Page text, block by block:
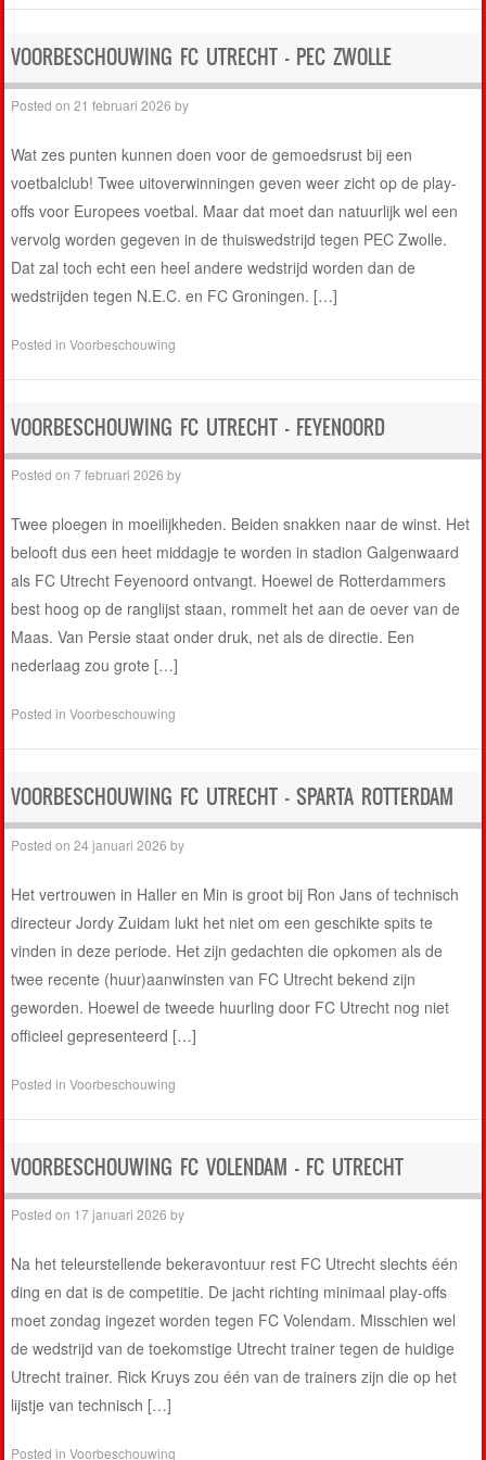
VOORBESCHOUWING FC UTRECHT – PEC ZWOLLE
Posted on21 februari 2026 by
Wat zes punten kunnen doen voor de gemoedsrust bij een
voetbalclub! Twee uitoverwinningen geven weer zicht op de play-
offs voor Europees voetbal. Maar dat moet dan natuurlijk wel een
vervolg worden gegeven in de thuiswedstrijd tegen PEC Zwolle.
Dat zal toch echt een heel andere wedstrijd worden dan de
wedstrijden tegen N.E.C. en FC Groningen. […]
Posted inVoorbeschouwing
VOORBESCHOUWING FC UTRECHT – FEYENOORD
Posted on7 februari 2026 by
Twee ploegen in moeilijkheden. Beiden snakken naar de winst. Het
belooft dus een heet middagje te worden in stadion Galgenwaard
als FC Utrecht Feyenoord ontvangt. Hoewel de Rotterdammers
best hoog op de ranglijst staan, rommelt het aan de oever van de
Maas. Van Persie staat onder druk, net als de directie. Een
nederlaag zou grote […]
Posted inVoorbeschouwing
VOORBESCHOUWING FC UTRECHT – SPARTA ROTTERDAM
Posted on24 januari 2026 by
Het vertrouwen in Haller en Min is groot bij Ron Jans of technisch
directeur Jordy Zuidam lukt het niet om een geschikte spits te
vinden in deze periode. Het zijn gedachten die opkomen als de
twee recente (huur)aanwinsten van FC Utrecht bekend zijn
geworden. Hoewel de tweede huurling door FC Utrecht nog niet
officieel gepresenteerd […]
Posted inVoorbeschouwing
VOORBESCHOUWING FC VOLENDAM – FC UTRECHT
Posted on 17 januari 2026 by
Na het teleurstellende bekeravontuur rest FC Utrecht slechts één
ding en dat is de competitie. De jacht richting minimaal play-offs
moet zondag ingezet worden tegen FC Volendam. Misschien wel
de wedstrijd van de toekomstige Utrecht trainer tegen de huidige
Utrecht trainer. Rick Kruys zou één van de trainers zijn die op het
lijstje van technisch […]
Posted inVoorbeschouwing